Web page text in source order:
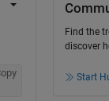
Find the
discover
Start